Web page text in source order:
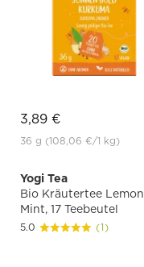
3,89 €
36 g (108,06 €/1 kg)
Yogi Tea
Bio Kräutertee Lemon
Mint, 17 Teebeutel
5.0 (1)